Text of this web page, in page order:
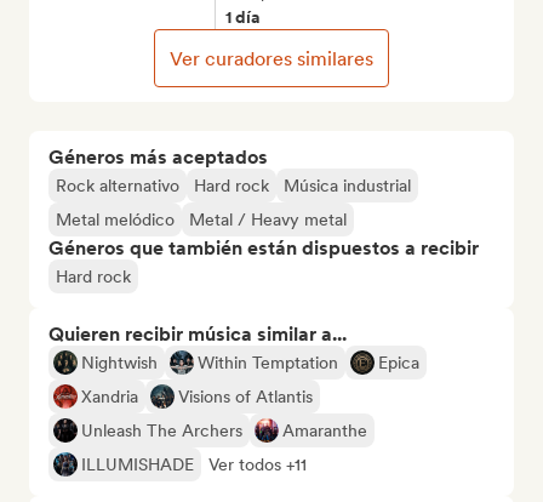
Géneros más aceptados
Rock alternativo Hard rock
Música industrial
Metal melódico
Metal / Heavy metal
Géneros que también están dispuestos a recibir
Hard rock
Quieren recibir música similar a...
Nightwish Within Temptation
Epica
Xandria
Visions of Atlantis
Unleash The Archers
Amaranthe
ILLUMISHADE
Ver todos +11
1 día
Ver curadores similares